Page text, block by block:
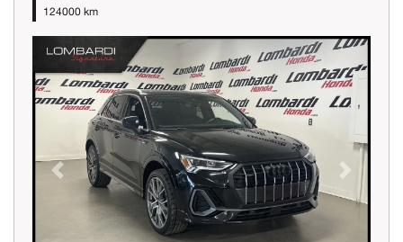
124000 km
Previous Next